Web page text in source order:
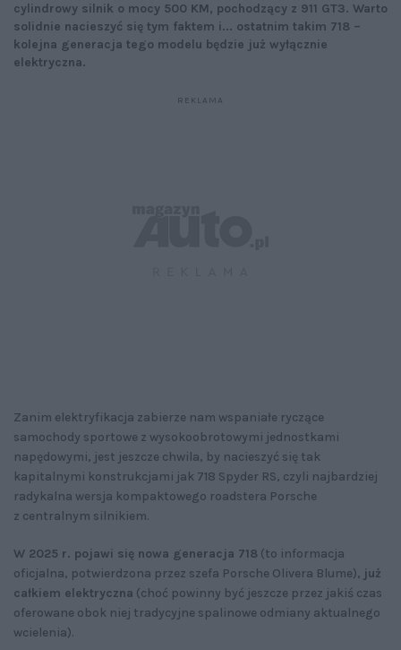
cylindrowy silnik o mocy 500 KM, pochodzący z 911 GT3. Warto
solidnie nacieszyć się tym faktem i... ostatnim takim 718 –
kolejna generacja tego modelu będzie już wyłącznie
elektryczna.
Zanim elektryfikacja zabierze nam wspaniałe ryczące
samochody sportowe z wysokoobrotowymi jednostkami
napędowymi, jest jeszcze chwila, by nacieszyć się tak
kapitalnymi konstrukcjami jak 718 Spyder RS, czyli najbardziej
radykalna wersja kompaktowego roadstera Porsche
z centralnym silnikiem.
W 2025 r. pojawi się nowa generacja 718 (to informacja
oficjalna, potwierdzona przez szefa Porsche Olivera Blume), już
całkiem elektryczna (choć powinny być jeszcze przez jakiś czas
oferowane obok niej tradycyjne spalinowe odmiany aktualnego
wcielenia).